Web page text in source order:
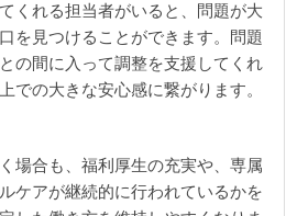
くれる担当者がいると、問題が大
を見つけることができます。問題
の間に入って調整を支援してくれ
での大きな安心感に繋がります。
場合も、福利厚生の充実や、専属
ケアが継続的に行われているかを